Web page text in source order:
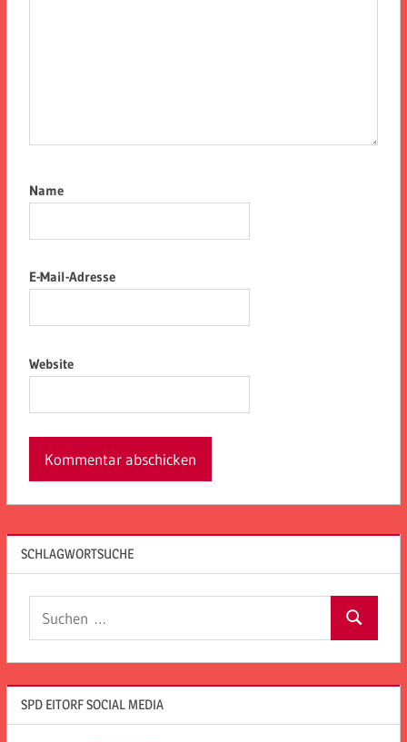
Name
E-Mail-Adresse
Website
SCHLAGWORTSUCHE
Suchen
SPD EITORF SOCIAL MEDIA